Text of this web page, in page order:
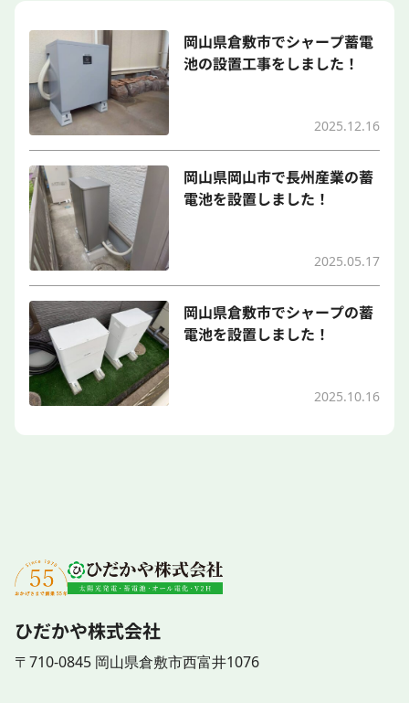
岡山県倉敷市でシャープ蓄電
池の設置工事をしました！
2025.12.16
岡山県岡山市で長州産業の蓄
電池を設置しました！
2025.05.17
岡山県倉敷市でシャープの蓄
電池を設置しました！
2025.10.16
ひだかや株式会社
〒710-0845 岡山県倉敷市西富井1076